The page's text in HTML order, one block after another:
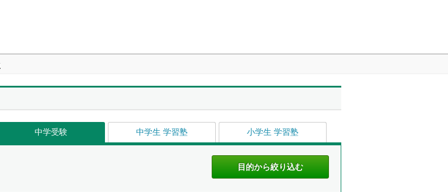
中学受験 中学生 学習塾 小学生 学習塾